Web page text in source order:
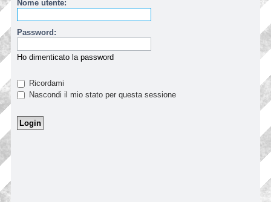
Nome utente:
Password:
Ho dimenticato la password
Ricordami
Nascondi il mio stato per questa sessione